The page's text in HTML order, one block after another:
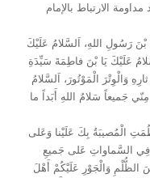
الارتباط بالإمام
بْنَ رَسُولِ اللهِ، اَلسَّلامُ عَلَيْكَ
عَلَيْكَ يَا بْنَ فاطِمَةَ سَيِّدَةِ
وَالْوِتْرَ الْمَوْتُورَ، اَلسَّلامُ
جَميعاً سَلامُ اللهِ أَبَداً ما
الْمُصيبَةُ بِكَ عَلَيْنا وَعَلى
السَّماواتِ عَلى جَميعِ
وَالْجَوْرِ عَلَيْكُمْ أَهْلَ